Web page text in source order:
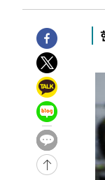
8시간 전 >'최고 37
10시간 전 >
[속보
-22060초 전 >
-13107초 전 >
[속
한민수·김용 순
-13060초 전 >
청래 44.56%
-12342초 전 >
[속
42.08%·宋
-11876초 전 >
이
것"
-11811초 전 >
[속
-5585초 전 >
낮